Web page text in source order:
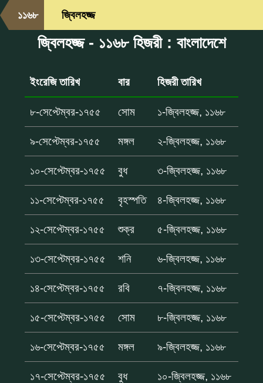
১১৬৮ জ্বিলহজ্জ
জ্বিলহজ্জ - ১১৬৮ হিজরী : বাংলাদেশে
ইংরেজি তারিখ বার হিজরী তারিখ
৮-সেপ্টেম্বর-১৭৫৫ সোম ১-জ্বিলহজ্জ, ১১৬৮
৯-সেপ্টেম্বর-১৭৫৫ মঙ্গল ২-জ্বিলহজ্জ, ১১৬৮
১০-সেপ্টেম্বর-১৭৫৫ বুধ ৩-জ্বিলহজ্জ, ১১৬৮
১১-সেপ্টেম্বর-১৭৫৫ বৃহস্পতি ৪-জ্বিলহজ্জ, ১১৬৮
১২-সেপ্টেম্বর-১৭৫৫ শুক্র ৫-জ্বিলহজ্জ, ১১৬৮
১৩-সেপ্টেম্বর-১৭৫৫ শনি ৬-জ্বিলহজ্জ, ১১৬৮
১৪-সেপ্টেম্বর-১৭৫৫ রবি ৭-জ্বিলহজ্জ, ১১৬৮
১৫-সেপ্টেম্বর-১৭৫৫ সোম ৮-জ্বিলহজ্জ, ১১৬৮
১৬-সেপ্টেম্বর-১৭৫৫ মঙ্গল ৯-জ্বিলহজ্জ, ১১৬৮
১৭-সেপ্টেম্বর-১৭৫৫ বুধ ১০-জ্বিলহজ্জ, ১১৬৮